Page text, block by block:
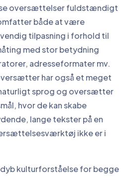
oversættelser fuldstændigt
både at være
tilpasning i forhold til
med stor betydning
adresseformater mv.
har også et meget
sprog og oversætter
hvor de kan skabe
lange tekster på en
ikke er i
kulturforståelse for begge